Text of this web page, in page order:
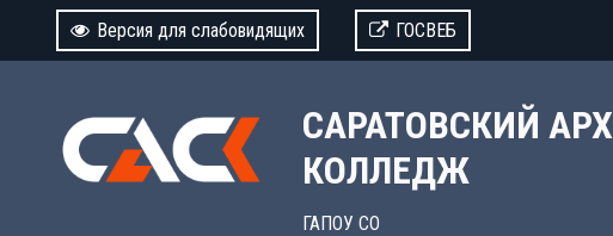
Версия для слабовидящих ГОСВЕБ
САРАТОВСКИЙ
КОЛЛЕДЖ
ГАПОУ СО